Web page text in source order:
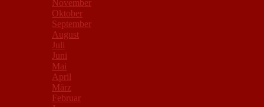
November
Oktober
September
August
Juli
Juni
Mai
April
März
Februar